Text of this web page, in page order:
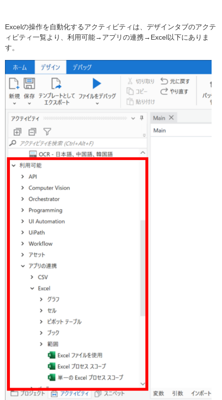
Excelの操作を自動化するアクティビティは、デザインタブのアクテ
ィビティ一覧より、利用可能→アプリの連携→Excel以下にありま
す。